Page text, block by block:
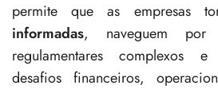
permite que as empresas
informadas, naveguem por
regulamentares complexos
desafios financeiros,